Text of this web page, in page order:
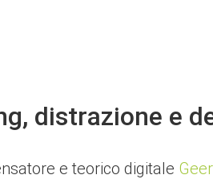
distrazione e
e teorico digitale